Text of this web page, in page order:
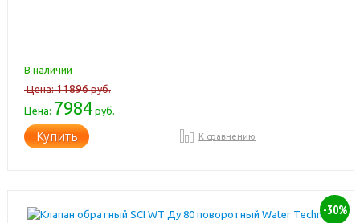
В наличии
Цена:11896руб.
Цена: 7984руб.
Купить К сравнению
-30%